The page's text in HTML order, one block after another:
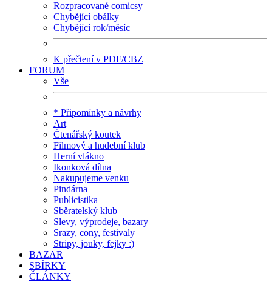
Rozpracované comicsy
Chybějící obálky
Chybějící rok/měsíc
K přečtení v PDF/CBZ
FORUM
Vše
* Připomínky a návrhy
Art
Čtenářský koutek
Filmový a hudební klub
Herní vlákno
Ikonková dílna
Nakupujeme venku
Pindárna
Publicistika
Sběratelský klub
Slevy, výprodeje, bazary
Srazy, cony, festivaly
Stripy, jouky, fejky :)
BAZAR
SBÍRKY
ČLÁNKY